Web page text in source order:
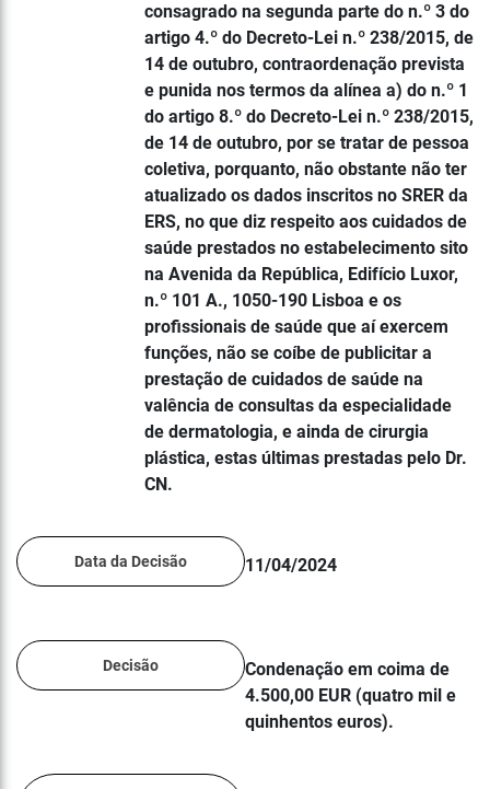
consagrado na segunda parte do n.º 3 do
artigo 4.º do Decreto-Lei n.º 238/2015, de
14 de outubro, contraordenação prevista
e punida nos termos da alínea a) do n.º 1
do artigo 8.º do Decreto-Lei n.º 238/2015,
de 14 de outubro, por se tratar de pessoa
coletiva, porquanto, não obstante não ter
atualizado os dados inscritos no SRER da
ERS, no que diz respeito aos cuidados de
saúde prestados no estabelecimento sito
na Avenida da República, Edifício Luxor,
n.º 101 A., 1050-190 Lisboa e os
profissionais de saúde que aí exercem
funções, não se coíbe de publicitar a
prestação de cuidados de saúde na
valência de consultas da especialidade
de dermatologia, e ainda de cirurgia
plástica, estas últimas prestadas pelo Dr.
CN.
Data da Decisão 11/04/2024
Decisão
Condenação em coima de
4.500,00 EUR (quatro mil e
quinhentos euros).